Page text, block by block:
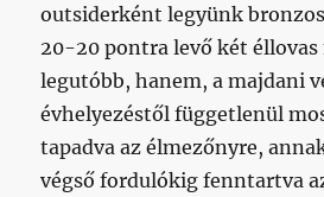
outsiderként legyünk
20-20 pontra levő két
legutóbb, hanem, a majdani
évhelyezéstől függetlenül
tapadva az élmezőnyre,
végső fordulókig fenntartva